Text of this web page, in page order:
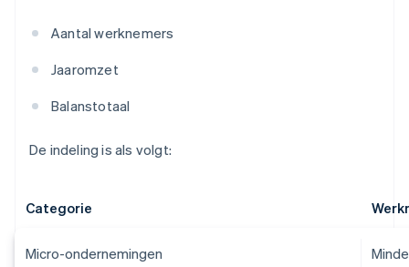
Aantal werknemers
Jaaromzet
Balanstotaal
De indeling is als volgt:
Categorie
Micro-ondernemingen